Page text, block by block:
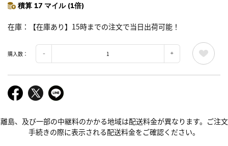
積算 17 マイル (1倍)
在庫 【在庫あり】15時までの注文で当日出荷可能！
購入数：
離島、及び一部の中継料のかかる地域は配送料金が異なります。ご注文
手続きの際に表示される配送料金をご確認ください。